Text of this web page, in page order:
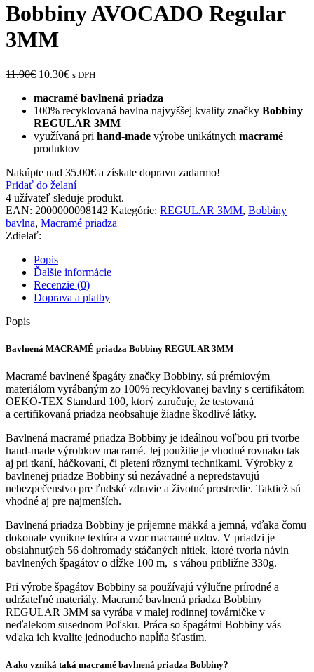
Bobbiny AVOCADO Regular
3MM
11.90€ 10.30€ s DPH
macramé bavlnená priadza
100% recyklovaná bavlna najvyššej kvality značky Bobbiny
REGULAR 3MM
využívaná pri hand-made výrobe unikátnych macramé
produktov
Nakúpte nad 35.00€ a získate dopravu zadarmo!
Pridať do želaní
4 užívateľ sleduje produkt.
EAN: 2000000098142 Kategórie: REGULAR 3MM, Bobbiny
bavlna, Macramé priadza
Zdielať:
Popis
Ďalšie informácie
Recenzie (0)
Doprava a platby
Popis
Bavlnená MACRAMÉ priadza Bobbiny REGULAR 3MM
Macramé bavlnené špagáty značky Bobbiny, sú prémiovým
materiálom vyrábaným zo 100% recyklovanej bavlny s certifikátom
OEKO-TEX Standard 100, ktorý zaručuje, že testovaná
a certifikovaná priadza neobsahuje žiadne škodlivé látky.
Bavlnená macramé priadza Bobbiny je ideálnou voľbou pri tvorbe
hand-made výrobkov macramé. Jej použitie je vhodné rovnako tak
aj pri tkaní, háčkovaní, či pletení rôznymi technikami. Výrobky z
bavlnenej priadze Bobbiny sú nezávadné a nepredstavujú
nebezpečenstvo pre ľudské zdravie a životné prostredie. Taktiež sú
vhodné aj pre najmenších.
Bavlnená priadza Bobbiny je príjemne mäkká a jemná, vďaka čomu
dokonale vynikne textúra a vzor macramé uzlov. V priadzi je
obsiahnutých 56 dohromady stáčaných nitiek, ktoré tvoria návin
bavlnených špagátov o dĺžke 100 m, s váhou približne 330g.
Pri výrobe špagátov Bobbiny sa používajú výlučne prírodné a
udržateľné materiály. Macramé bavlnená priadza Bobbiny
REGULAR 3MM sa vyrába v malej rodinnej továrničke v
neďalekom susednom Poľsku. Práca so špagátmi Bobbiny vás
vďaka ich kvalite jednoducho napĺňa šťastím.
A ako vzniká taká macramé bavlnená priadza Bobbiny?